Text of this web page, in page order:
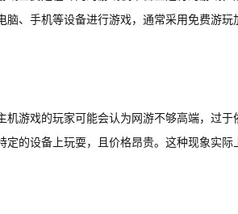
、手机等设备进行游戏，通常采用免费游玩
游戏的玩家可能会认为网游不够高端，过
的设备上玩耍，且价格昂贵。这种现象实